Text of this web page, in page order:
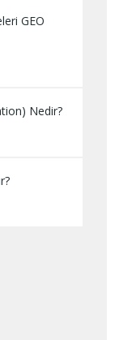
GEO
Nedir?